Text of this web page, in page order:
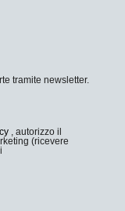
tramite newsletter.
, autorizzo il
(ricevere